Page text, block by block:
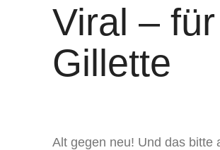
Viral – für
Gillette
Alt gegen neu! Und das bitte